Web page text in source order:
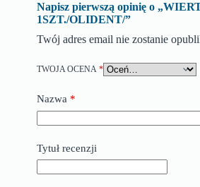
Napisz pierwszą opinię o
1SZT./OLIDENT/”
Twój adres email nie zostanie
TWOJA OCENA *
Nazwa *
Tytuł recenzji